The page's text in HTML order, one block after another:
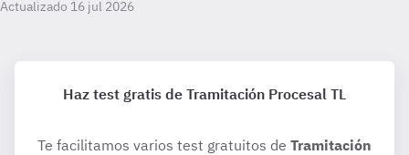
Actualizado 16 jul 2026
Haz test gratis de Tramitación Procesal TL
Te facilitamos varios test gratuitos de Tramitación